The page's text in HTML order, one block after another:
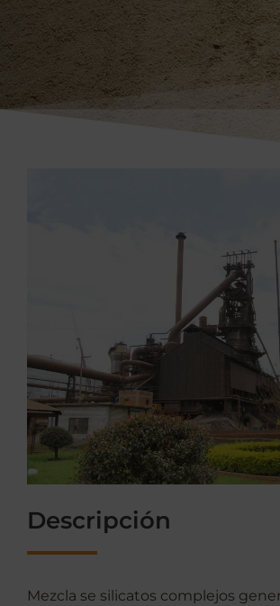
Descripción
Mezcla se silicatos complejos